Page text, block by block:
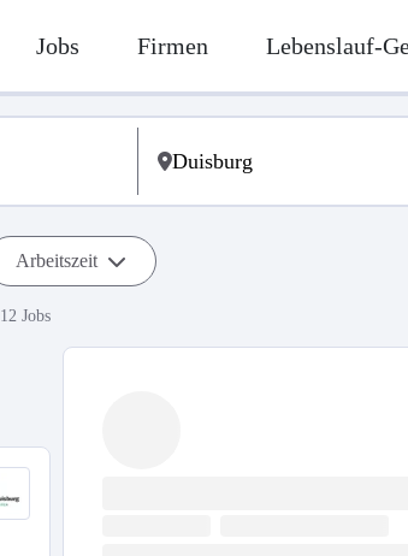
Jobs Firmen Lebenslauf-
Arbeitszeit
12 Jobs